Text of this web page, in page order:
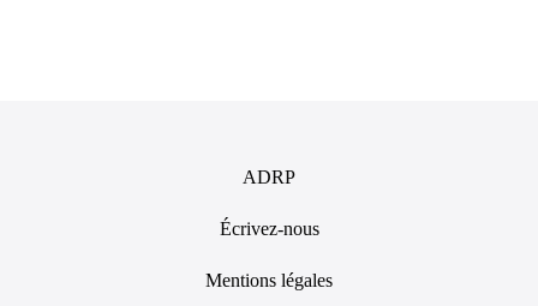
ADRP
Écrivez-nous
Mentions légales